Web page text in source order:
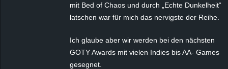
mit Bed of Chaos und durch „Echte Dunkelheit“
latschen war für mich das nervigste der Reihe.
Ich glaube aber wir werden bei den nächsten
GOTY Awards mit vielen Indies bis AA- Games
gesegnet.